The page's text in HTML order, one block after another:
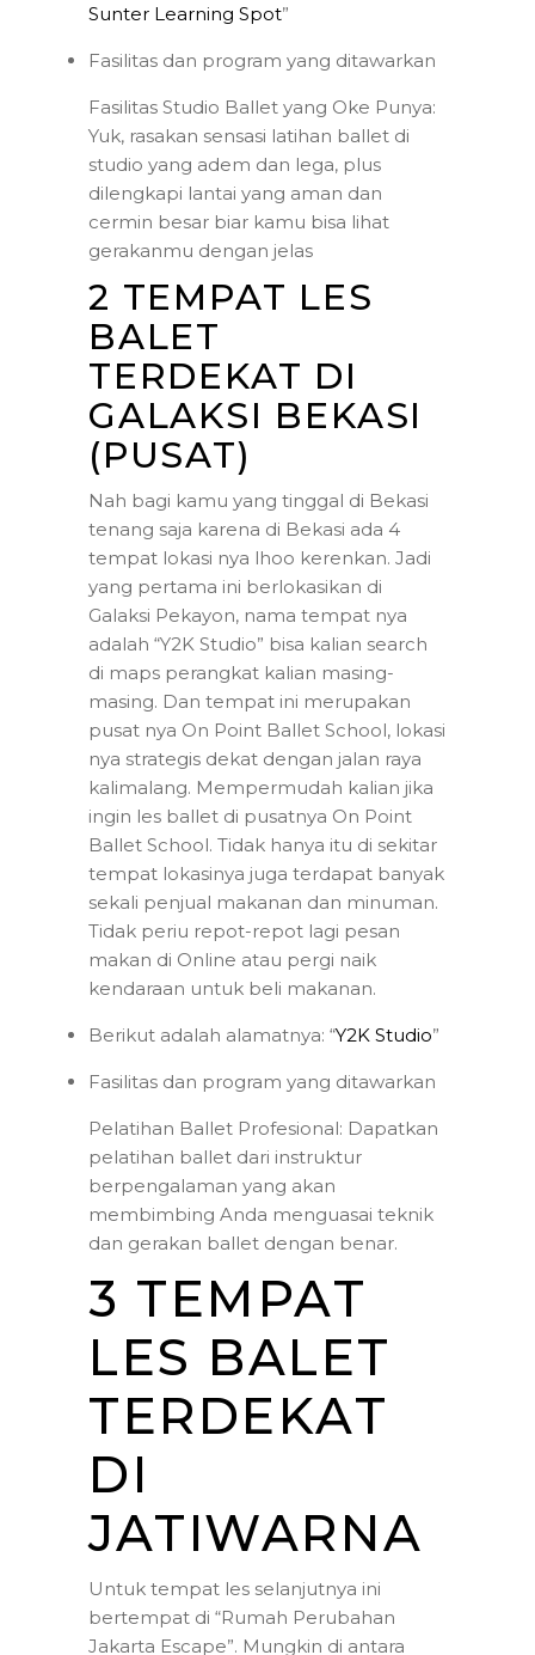
Sunter Learning Spot”
Fasilitas dan program yang ditawarkan
Fasilitas Studio Ballet yang Oke Punya:
Yuk, rasakan sensasi latihan ballet di
studio yang adem dan lega, plus
dilengkapi lantai yang aman dan
cermin besar biar kamu bisa lihat
gerakanmu dengan jelas
2 TEMPAT LES
BALET
TERDEKAT DI
GALAKSI BEKASI
(PUSAT)
Nah bagi kamu yang tinggal di Bekasi
tenang saja karena di Bekasi ada 4
tempat lokasi nya lhoo kerenkan. Jadi
yang pertama ini berlokasikan di
Galaksi Pekayon, nama tempat nya
adalah “Y2K Studio” bisa kalian search
di maps perangkat kalian masing-
masing. Dan tempat ini merupakan
pusat nya On Point Ballet School, lokasi
nya strategis dekat dengan jalan raya
kalimalang. Mempermudah kalian jika
ingin les ballet di pusatnya On Point
Ballet School. Tidak hanya itu di sekitar
tempat lokasinya juga terdapat banyak
sekali penjual makanan dan minuman.
Tidak periu repot-repot lagi pesan
makan di Online atau pergi naik
kendaraan untuk beli makanan.
Berikut adalah alamatnya: “Y2K Studio”
Fasilitas dan program yang ditawarkan
Pelatihan Ballet Profesional: Dapatkan
pelatihan ballet dari instruktur
berpengalaman yang akan
membimbing Anda menguasai teknik
dan gerakan ballet dengan benar.
3 TEMPAT
LES BALET
TERDEKAT
DI
JATIWARNA
Untuk tempat les selanjutnya ini
bertempat di “Rumah Perubahan
Jakarta Escape”. Mungkin di antara